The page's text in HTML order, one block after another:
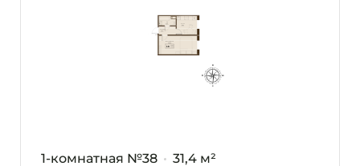
1-комнатная №38 31,4 м²